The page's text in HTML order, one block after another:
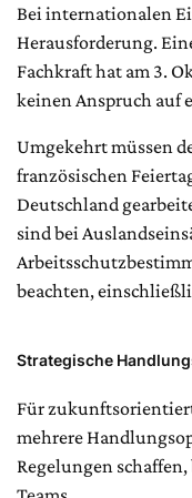
Bei internationalen
Herausforderung.
Fachkraft hat am 3.
keinen Anspruch auf
Umgekehrt müssen
französischen
Deutschland
sind bei
beachten,
Strategische
Für
mehrere
Regelungen